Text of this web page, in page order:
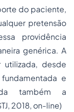
do paciente,
pretensão
providência
genérica. A
utilizada, desde
e
também a
2018, on-line)